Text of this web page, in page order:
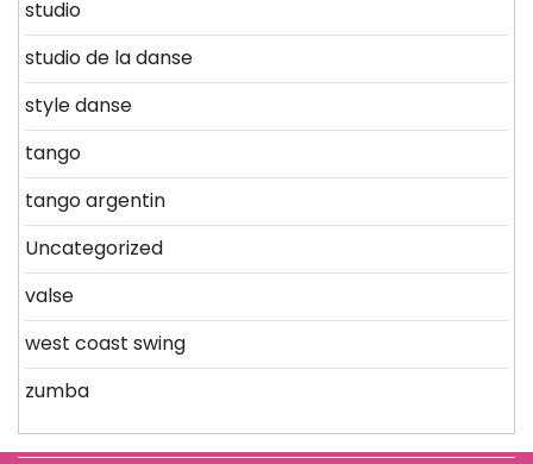
studio
studio de la danse
style danse
tango
tango argentin
Uncategorized
valse
west coast swing
zumba